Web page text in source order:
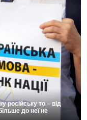
російську то – від
до неї не